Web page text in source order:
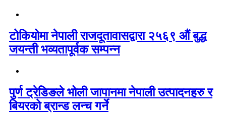
टोकियोमा नेपाली राजदूतावासद्वारा २५६९ औं बुद्ध
जयन्ती भव्यतापूर्वक सम्पन्न
पुर्ण ट्रेडिङले भोली जापानमा नेपाली उत्पादनहरु र
बियरको ब्रान्ड लन्च गर्ने